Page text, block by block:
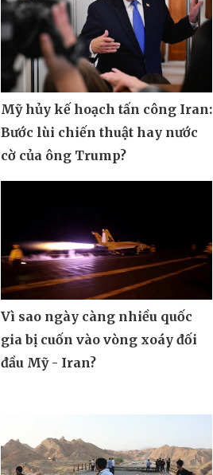
Mỹ hủy kế hoạch tấn công Iran:
Bước lùi chiến thuật hay nước
cờ của ông Trump?
Vì sao ngày càng nhiều quốc
gia bị cuốn vào vòng xoáy đối
đầu Mỹ - Iran?